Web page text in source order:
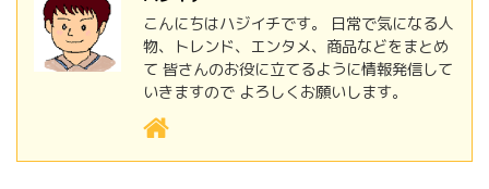
こんにちはハジイチです。 日常で気になる人
物、トレンド、エンタメ、商品などをまとめ
て 皆さんのお役に立てるように情報発信して
いきますので よろしくお願いします。